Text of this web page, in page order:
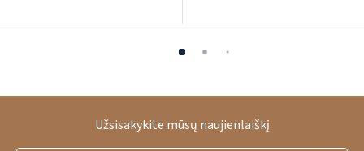
Užsisakykite mūsų naujienlaiškį